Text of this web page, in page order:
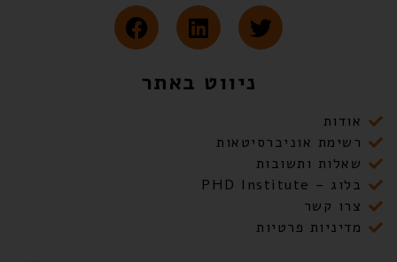
ניווט באתר
אודות
רשימת אוניברסיטאות
שאלות ותשובות
בלוג – PHD Institute
צרו קשר
מדיניות פרטיות